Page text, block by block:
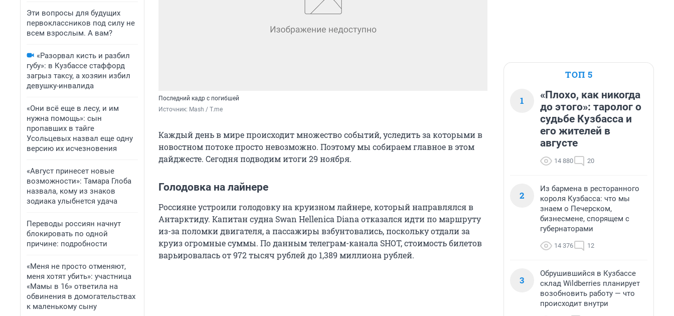
Эти вопросы для будущих
первоклассников под силу не
всем взрослым. А вам?
«Разорвал кисть и разбил
губу»: в Кузбассе стаффорд
загрыз таксу, а хозяин избил
девушку-инвалида
«Они всё еще в лесу, и им
нужна помощь»: сын
пропавших в тайге
Усольцевых назвал еще одну
версию их исчезновения
«Август принесет новые
возможности»: Тамара Глоба
назвала, кому из знаков
зодиака улыбнется удача
Переводы россиян начнут
блокировать по одной
причине: подробности
«Меня не просто отменяют,
меня хотят убить»: участница
«Мамы в 16» ответила на
обвинения в домогательствах
к маленькому сыну
Последний кадр с погибшей
Источник: Mash / T.me
Каждый день в мире происходит множество событий, уследить за которыми в
новостном потоке просто невозможно. Поэтому мы собираем главное в этом
дайджесте. Сегодня подводим итоги 29 ноября.
Голодовка на лайнере
Россияне устроили голодовку на круизном лайнере, который направлялся в
Антарктиду. Капитан судна Swan Hellenica Diana отказался идти по маршруту
из-за поломки двигателя, а пассажиры взбунтовались, поскольку отдали за
круиз огромные суммы. По данным телеграм-канала SHOT, стоимость билетов
варьировалась от 972 тысяч рублей до 1,389 миллиона рублей.
ТОП 5
1
«Плохо, как никогда
до этого»: таролог о
судьбе Кузбасса и
его жителей в
августе
14 880 20
2
Из бармена в ресторанного
короля Кузбасса: что мы
знаем о Печерском,
бизнесмене, спорящем с
губернаторами
14 376 12
3
Обрушившийся в Кузбассе
склад Wildberries планирует
возобновить работу — что
происходит внутри